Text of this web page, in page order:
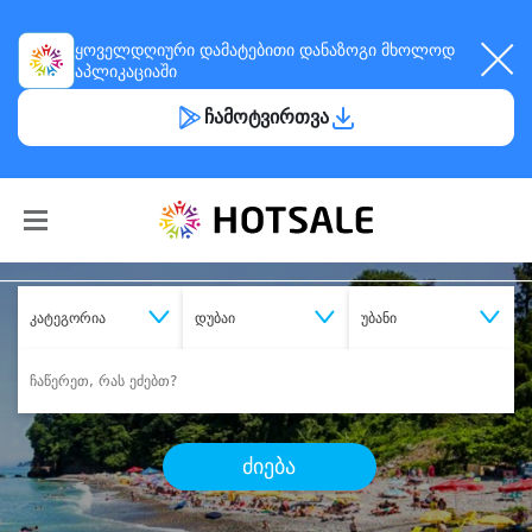
ყოველდღიური დამატებითი დანაზოგი მხოლოდ
აპლიკაციაში
ჩამოტვირთვა
კატეგორია დუბაი უბანი
ძიება
შეიძინესასურველი მომსახურება